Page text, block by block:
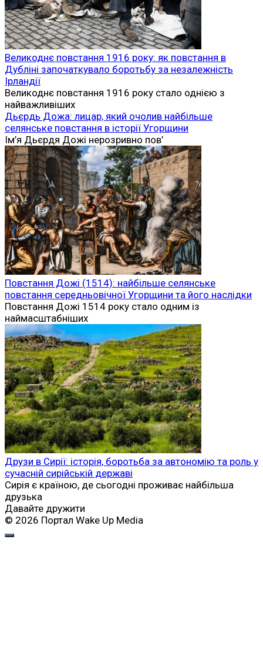
Великоднє повстання 1916 року: як повстання в
Дубліні започаткувало боротьбу за незалежність
Ірландії
Великоднє повстання 1916 року стало однією з
найважливіших
Дьєрдь Дожа: лицар, який очолив найбільше
селянське повстання в історії Угорщини
Ім’я Дьєрдя Дожі нерозривно пов’
Повстання Дожі (1514): найбільше селянське
повстання середньовічної Угорщини та його наслідки
Повстання Дожі 1514 року стало одним із
наймасштабніших
Друзи в Сирії: історія, боротьба за автономію та роль у
сучасній сирійській державі
Сирія є країною, де сьогодні проживає найбільша
друзька
Давайте дружити
© 2026 Портал Wake Up Media